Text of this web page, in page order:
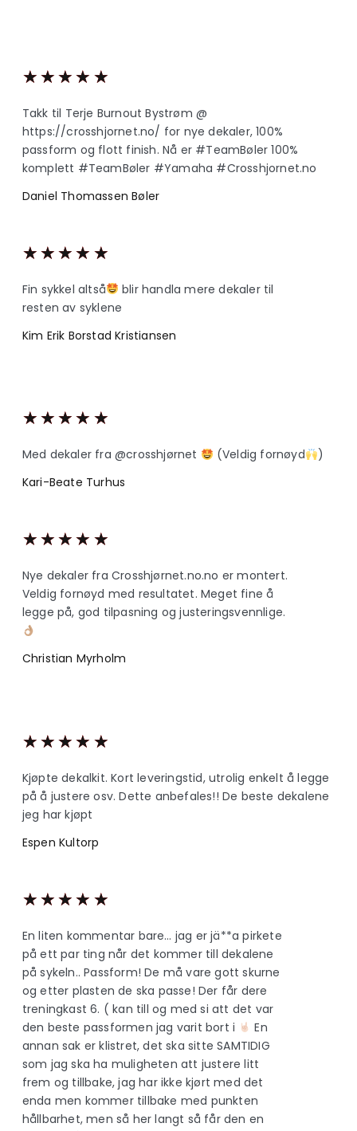
★ ★ ★ ★ ★
Takk til Terje Burnout Bystrøm @
https://crosshjornet.no/ for nye dekaler, 100%
passform og flott finish. Nå er #TeamBøler 100%
komplett #TeamBøler #Yamaha #Crosshjornet.no
Daniel Thomassen Bøler
★ ★ ★ ★ ★
Fin sykkel altså
blir handla mere dekaler til
resten av syklene
Kim Erik Borstad Kristiansen
★ ★ ★ ★ ★
Med dekaler fra @crosshjørnet (Veldig fornøyd
)
Kari-Beate Turhus
★ ★ ★ ★ ★
Nye dekaler fra Crosshjørnet.no.no er montert.
Veldig fornøyd med resultatet. Meget fine å
legge på, god tilpasning og justeringsvennlige.
Christian Myrholm
★ ★ ★ ★ ★
Kjøpte dekalkit. Kort leveringstid, utrolig enkelt å legge
på å justere osv. Dette anbefales!! De beste dekalene
jeg har kjøpt
Espen Kultorp
★ ★ ★ ★ ★
En liten kommentar bare… jag er jä**a pirkete
på ett par ting når det kommer till dekalene
på sykeln.. Passform! De må vare gott skurne
og etter plasten de ska passe! Der får dere
treningkast 6. ( kan till og med si att det var
den beste passformen jag varit bort i
En
annan sak er klistret, det ska sitte SAMTIDIG
som jag ska ha muligheten att justere litt
frem og tillbake, jag har ikke kjørt med det
enda men kommer tillbake med punkten
hållbarhet, men så her langt så får den en